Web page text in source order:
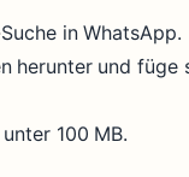
in WhatsApp.
herunter und
100 MB.